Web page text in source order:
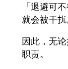
「退避可
就会被干扰
因此，无
职责。